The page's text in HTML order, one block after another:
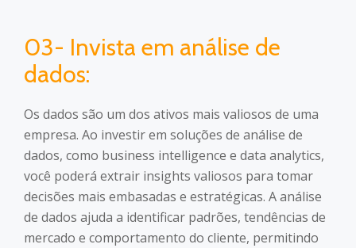
03- Invista em análise de
dados:
Os dados são um dos ativos mais valiosos de uma
empresa. Ao investir em soluções de análise de
dados, como business intelligence e data analytics,
você poderá extrair insights valiosos para tomar
decisões mais embasadas e estratégicas. A análise
de dados ajuda a identificar padrões, tendências de
mercado e comportamento do cliente, permitindo